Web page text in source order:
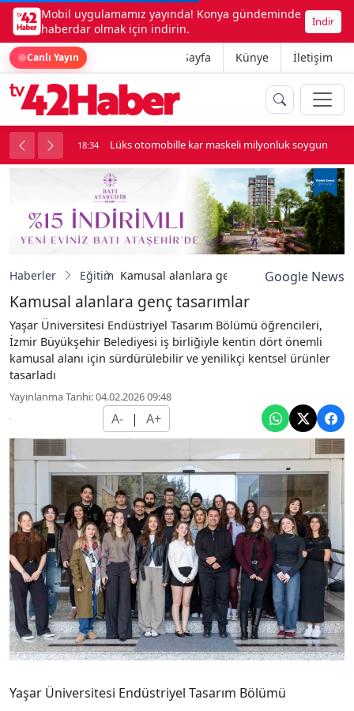
Mobil uygulamamız yayında! Konya gündeminde
haberdar olmak için indirin.
İndir
Canlı Yayın Ana Sayfa Künye İletişim
kavga çıktı 18:34 Lüks otomobille kar maskeli milyonluk soygun
Haberler Eğitim Kamusal alanlara genç tasarımlarGoogle News
Kamusal alanlara genç tasarımlar
Yaşar Üniversitesi Endüstriyel Tasarım Bölümü öğrencileri,
İzmir Büyükşehir Belediyesi iş birliğiyle kentin dört önemli
kamusal alanı için sürdürülebilir ve yenilikçi kentsel ürünler
tasarladı
Yayınlanma Tarihi: 04.02.2026 09:48
A- | A+
Yaşar Üniversitesi Endüstriyel Tasarım Bölümü